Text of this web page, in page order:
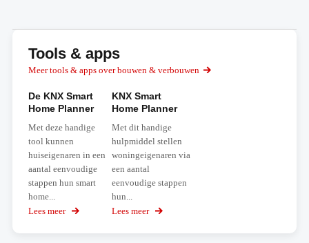
Tools & apps
Meer tools & apps over bouwen & verbouwen
De KNX Smart
Home Planner
Met deze handige
tool kunnen
huiseigenaren in een
aantal eenvoudige
stappen hun smart
home...
Lees meer over
KNX Smart
Home Planner
Met dit handige
hulpmiddel stellen
woningeigenaren via
een aantal
eenvoudige stappen
hun...
Lees meer over